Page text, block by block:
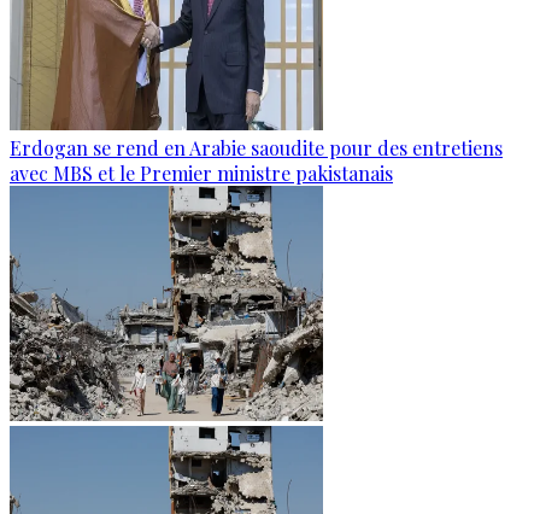
Erdogan se rend en Arabie saoudite pour des entretiens
avec MBS et le Premier ministre pakistanais